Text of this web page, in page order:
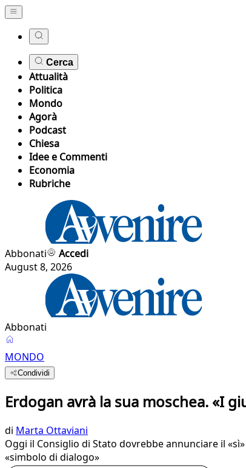
Cerca
Attualità
Politica
Mondo
Agorà
Podcast
Chiesa
Idee e Commenti
Economia
Rubriche
Abbonati
Accedi
August 8, 2026
Abbonati
MONDO
Condividi
Erdogan avrà la sua moschea. «I
di Marta Ottaviani
Oggi il Consiglio di Stato dovrebbe annunciare il
«simbolo di dialogo»